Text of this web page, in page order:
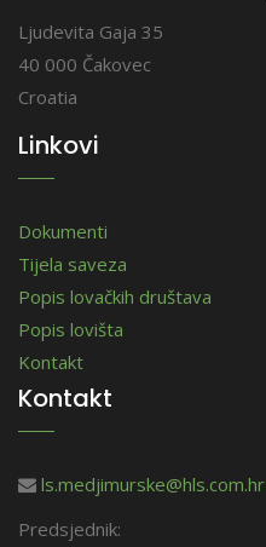
Ljudevita Gaja 35
40 000 Čakovec
Croatia
Linkovi
Dokumenti
Tijela saveza
Popis lovačkih društava
Popis lovišta
Kontakt
Kontakt
ls.medjimurske@hls.com.hr
Predsjednik: